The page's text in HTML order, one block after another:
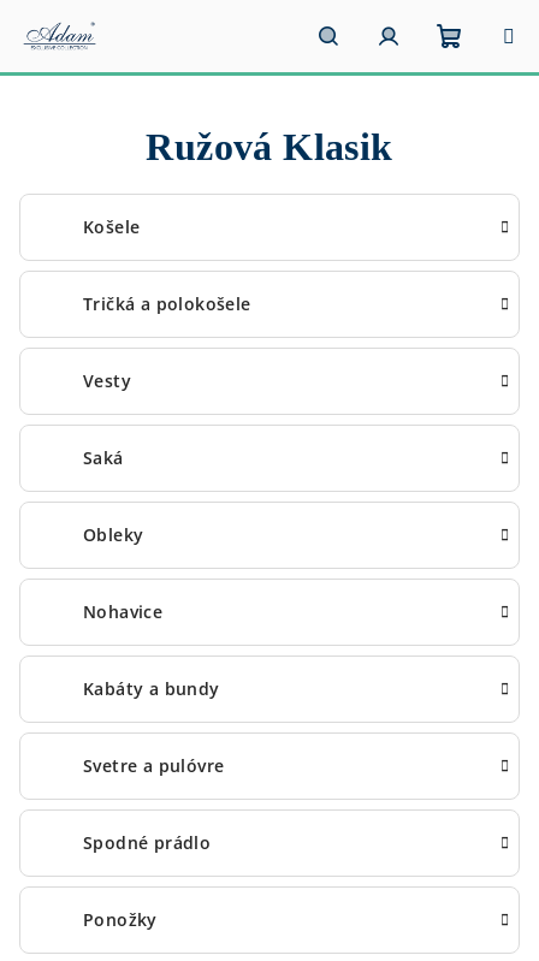
obsah
HľadaťPrihlásenie
Ružová Klasik
Košele
Tričká a polokošele
Vesty
Saká
Obleky
Nohavice
Kabáty a bundy
Svetre a pulóvre
Spodné prádlo
Ponožky